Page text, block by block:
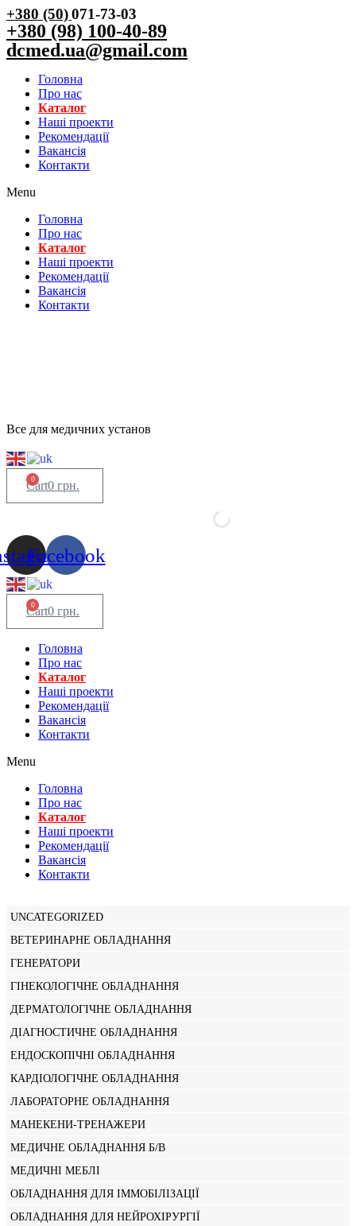
+380 (50)071-73-03
+380 (98) 100-40-89
dcmed.ua@gmail.com
Головна
Про нас
Каталог
Нашi проекти
Рекомендації
Вакансiя
Контакти
Menu
Головна
Про нас
Каталог
Нашi проекти
Рекомендації
Вакансiя
Контакти
Все для медичних установ
0 грн.
0
Cart
Facebook
0 грн.
0
Cart
Головна
Про нас
Каталог
Нашi проекти
Рекомендації
Вакансiя
Контакти
Menu
Головна
Про нас
Каталог
Нашi проекти
Рекомендації
Вакансiя
Контакти
UNCATEGORIZED
ВЕТЕРИНАРНЕ ОБЛАДНАННЯ
ГЕНЕРАТОРИ
ГІНЕКОЛОГІЧНЕ ОБЛАДНАННЯ
ДЕРМАТОЛОГІЧНЕ ОБЛАДНАННЯ
ДІАГНОСТИЧНЕ ОБЛАДНАННЯ
ЕНДОСКОПІЧНІ ОБЛАДНАННЯ
КАРДІОЛОГІЧНЕ ОБЛАДНАННЯ
ЛАБОРАТОРНЕ ОБЛАДНАННЯ
МАНЕКЕНИ-ТРЕНАЖЕРИ
МЕДИЧНЕ ОБЛАДНАННЯ Б/В
МЕДИЧНІ МЕБЛІ
ОБЛАДНАННЯ ДЛЯ ІММОБІЛІЗАЦІЇ
ОБЛАДНАННЯ ДЛЯ НЕЙРОХІРУРГІЇ